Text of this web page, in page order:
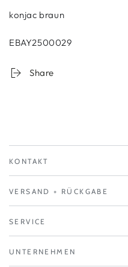
konjac braun
EBAY2500029
Share
KONTAKT
VERSAND + RÜCKGABE
SERVICE
UNTERNEHMEN